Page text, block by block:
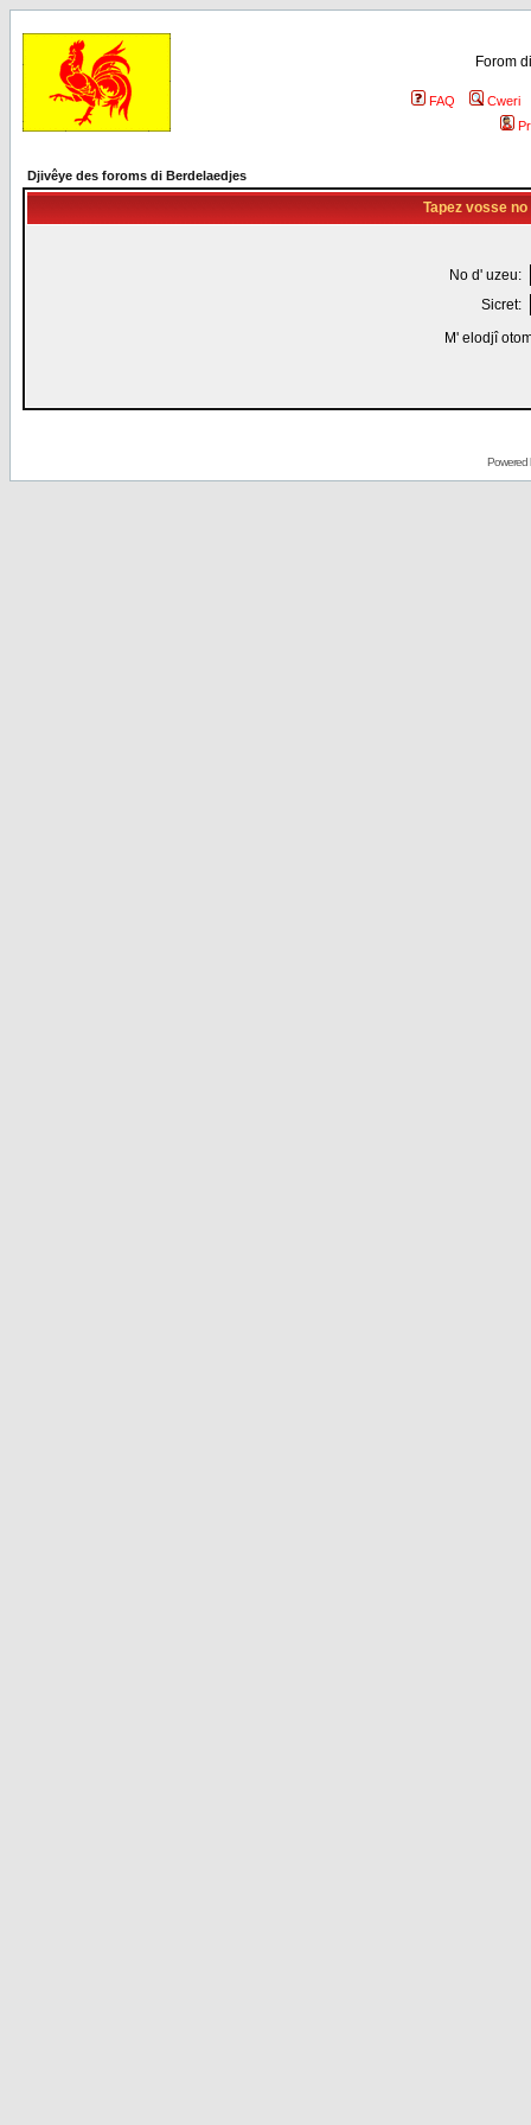
Forom
FAQ
Cweri
Djivêye des foroms di Berdelaedjes
Tapez vosse
No d' uzeu:
Sicret:
M' elodjî
Powered